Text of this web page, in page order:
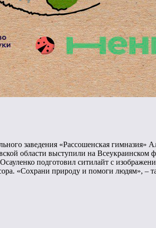
заведения «Рассошенская гимназия»
области выступили на Всеукраинском
подготовил ситилайт с
«Сохрани природу и помоги людям», –